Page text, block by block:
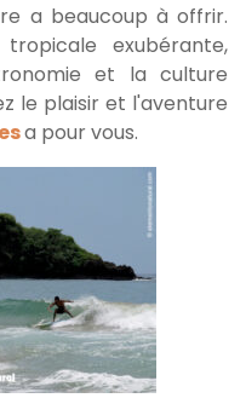
a beaucoup à offrir.
exubérante,
et la culture
le plaisir et l'aventure
a pour vous.